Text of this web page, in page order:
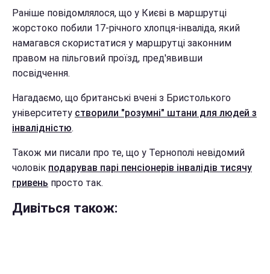
Раніше повідомлялося, що у Києві в маршрутці
жорстоко побили 17-річного хлопця-інваліда, який
намагався скористатися у маршрутці законним
правом на пільговий проїзд, пред'явивши
посвідчення.
Нагадаємо, що британські вчені з Бристолького
університету створили "розумні" штани для людей з
інвалідністю.
Також ми писали про те, що у Тернополі невідомий
чоловік подарував парі пенсіонерів інвалідів тисячу
гривень просто так.
Дивіться також: